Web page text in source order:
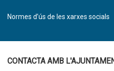
Normes d’ús de les xarxes socials
CONTACTA AMB